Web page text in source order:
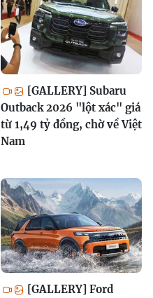
[GALLERY] Subaru
Outback 2026 "lột xác" giá
từ 1,49 tỷ đồng, chờ về Việt
Nam
[GALLERY] Ford